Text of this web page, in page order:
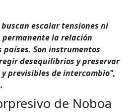
escalar tensiones ni
la relación
Son instrumentos
desequilibrios y preservar
previsibles de intercambio",
de Noboa